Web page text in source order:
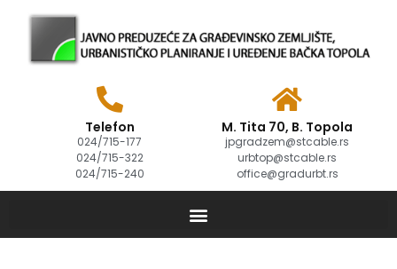
Telefon
024/715-177
024/715-322
024/715-240
M. Tita 70, B. Topola
jpgradzem@stcable.rs
urbtop@stcable.rs
office@gradurbt.rs